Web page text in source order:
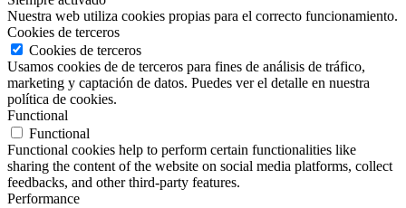
Nuestra web utiliza cookies propias para el correcto funcionamiento.
Cookies de terceros
Cookies de terceros
Usamos cookies de de terceros para fines de análisis de tráfico,
marketing y captación de datos. Puedes ver el detalle en nuestra
política de cookies.
Functional
Functional
Functional cookies help to perform certain functionalities like
sharing the content of the website on social media platforms, collect
feedbacks, and other third-party features.
Performance